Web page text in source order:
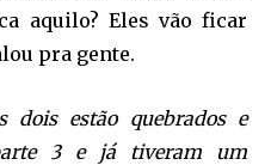
aquilo? Eles vão ficar
pra gente.
dois estão quebrados e
3 e já tiveram um